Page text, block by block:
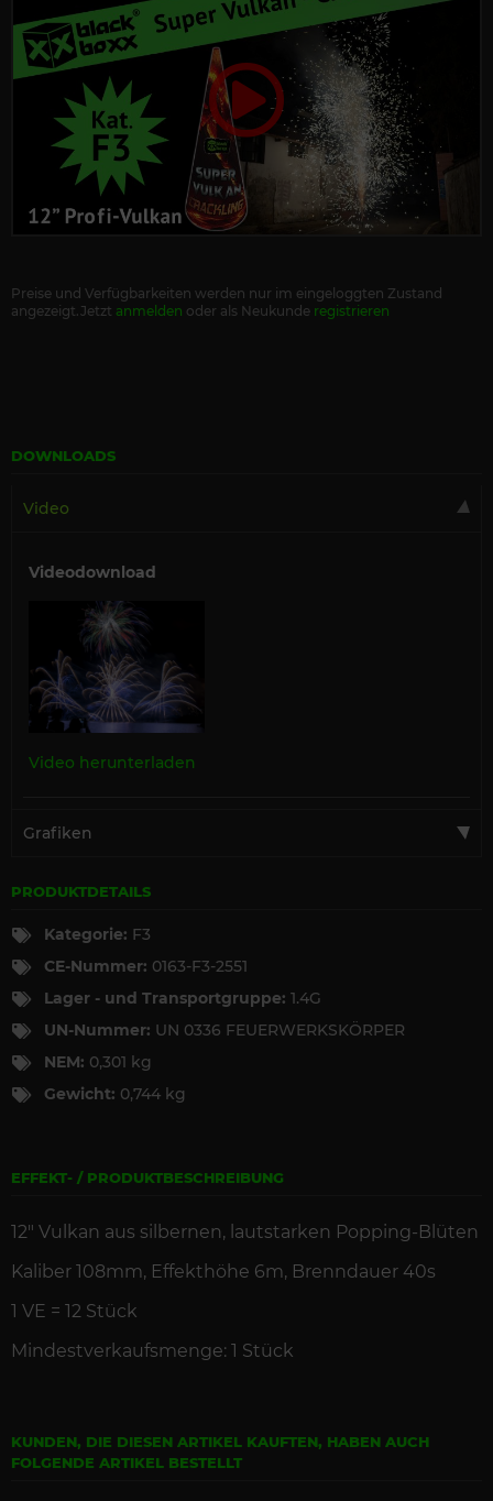
Preise und Verfügbarkeiten werden nur im eingeloggten Zustand
angezeigt.Jetzt anmelden oder als Neukunde registrieren
DOWNLOADS
Video
Videodownload
Video herunterladen
Grafiken
PRODUKTDETAILS
Kategorie: F3
CE-Nummer: 0163-F3-2551
Lager - und Transportgruppe: 1.4G
UN-Nummer: UN 0336 FEUERWERKSKÖRPER
NEM: 0,301 kg
Gewicht: 0,744 kg
EFFEKT- / PRODUKTBESCHREIBUNG
12" Vulkan aus silbernen, lautstarken Popping-Bl üten
Kaliber 108mm, Effekthöhe 6m, Brenndauer 40s
1 VE = 12 Stück
Mindestverkaufsmenge: 1 Stück
KUNDEN, DIE DIESEN ARTIKEL KAUFTEN, HABEN AUCH
FOLGENDE ARTIKEL BESTELLT